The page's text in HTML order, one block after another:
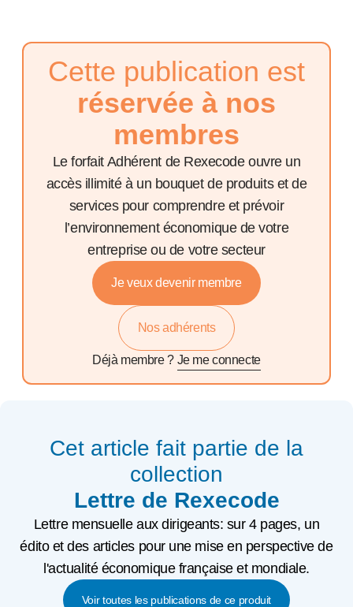
Cette publication est
réservée à nos
membres
Le forfait Adhérent de Rexecode ouvre un
accès illimité à un bouquet de produits et de
services pour comprendre et prévoir
l’environnement économique de votre
entreprise ou de votre secteur
Je veux devenir membre
Nos adhérents
Déjà membre ? Je me connecte
Cet article fait partie de la
collection
Lettre de Rexecode
Lettre mensuelle aux dirigeants: sur 4 pages, un
édito et des articles pour une mise en perspective de
l'actualité économique française et mondiale.
Voir toutes les publications de ce produit